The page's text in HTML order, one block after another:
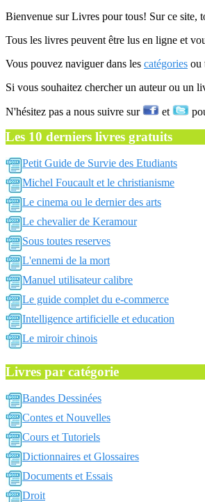
Bienvenue sur Livres pour tous! Sur ce site,
Tous les livres peuvent être lus en ligne et
Vous pouvez naviguer dans les catégories ou
Si vous souhaitez chercher un auteur ou un
N'hésitez pas a nous suivre sur et
Les 10 derniers livres gratuits
Petit Guide de Survie des Etudiants
Michel Foucault et le christianisme
Le cinema ou le dernier des arts
Le chevalier de Keramour
Sous toutes reserves
L'ennemi de la mort
Manuel utilisateur calibre
Le guide complet du e-commerce
Intelligence artificielle et education
Le miroir chinois
Livres par catégorie
Bandes Dessinées
Contes et Nouvelles
Cours et Tutoriels
Dictionnaires et Glossaires
Documents et Essais
Droit